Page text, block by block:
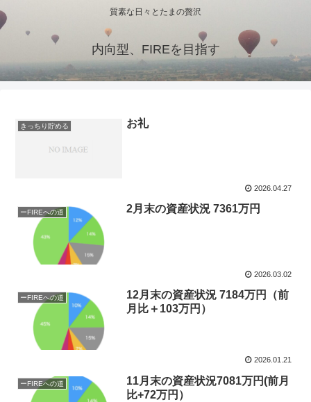
質素な日々とたまの贅沢
内向型、FIREを目指す
きっちり貯める お礼
2026.04.27
ーFIREへの道 2月末の資産状況 7361万円
2026.03.02
ーFIREへの道
12月末の資産状況 7184万円（前
月比＋103万円）
2026.01.21
ーFIREへの道
11月末の資産状況7081万円(前月
比+72万円）